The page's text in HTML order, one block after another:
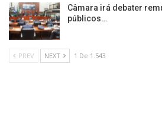
Câmara irá debater
públicos…
PREV NEXT 1 De 1.543